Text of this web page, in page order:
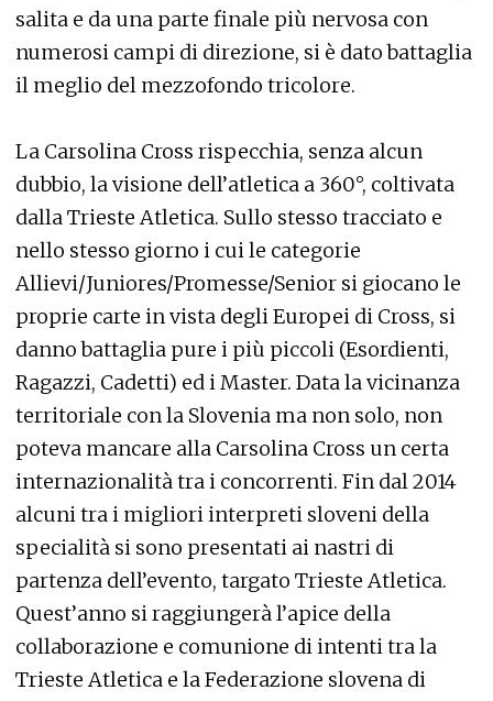
salita e da una parte finale più nervosa con
numerosi campi di direzione, si è dato battaglia
il meglio del mezzofondo tricolore.
La Carsolina Cross rispecchia, senza alcun
dubbio, la visione dell’atletica a 360°, coltivata
dalla Trieste Atletica. Sullo stesso tracciato e
nello stesso giorno i cui le categorie
Allievi/Juniores/Promesse/Senior si giocano le
proprie carte in vista degli Europei di Cross, si
danno battaglia pure i più piccoli (Esordienti,
Ragazzi, Cadetti) ed i Master. Data la vicinanza
territoriale con la Slovenia ma non solo, non
poteva mancare alla Carsolina Cross un certa
internazionalità tra i concorrenti. Fin dal 2014
alcuni tra i migliori interpreti sloveni della
specialità si sono presentati ai nastri di
partenza dell’evento, targato Trieste Atletica.
Quest’anno si raggiungerà l’apice della
collaborazione e comunione di intenti tra la
Trieste Atletica e la Federazione slovena di